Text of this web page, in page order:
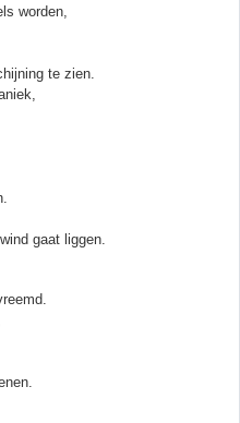
worden,
te zien.
gaat liggen.